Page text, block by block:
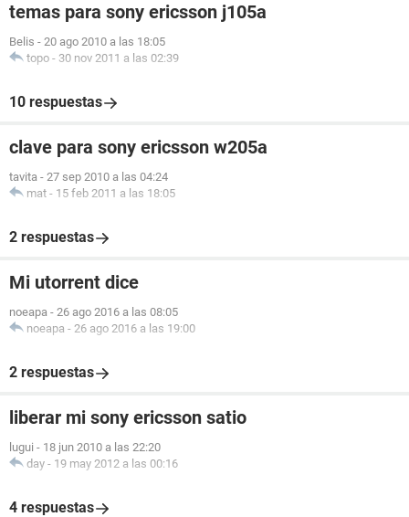
temas para sony ericsson j105a
Belis - 20 ago 2010 a las 18:05
topo - 30 nov 2011 a las 02:39
10 respuestas
clave para sony ericsson w205a
tavita - 27 sep 2010 a las 04:24
mat - 15 feb 2011 a las 18:05
2 respuestas
Mi utorrent dice
noeapa - 26 ago 2016 a las 08:05
noeapa - 26 ago 2016 a las 19:00
2 respuestas
liberar mi sony ericsson satio
lugui - 18 jun 2010 a las 22:20
day - 19 may 2012 a las 00:16
4 respuestas